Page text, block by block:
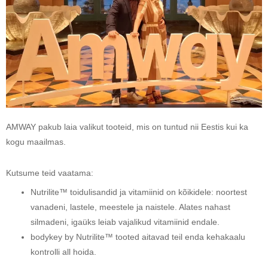
AMWAY pakub laia valikut tooteid, mis on tuntud nii Eestis kui ka
kogu maailmas.
Kutsume teid vaatama:
Nutrilite™ toidulisandid ja vitamiinid on kõikidele: noortest
vanadeni, lastele, meestele ja naistele. Alates nahast
silmadeni, igaüks leiab vajalikud vitamiinid endale.
bodykey by Nutrilite™ tooted aitavad teil enda kehakaalu
kontrolli all hoida.